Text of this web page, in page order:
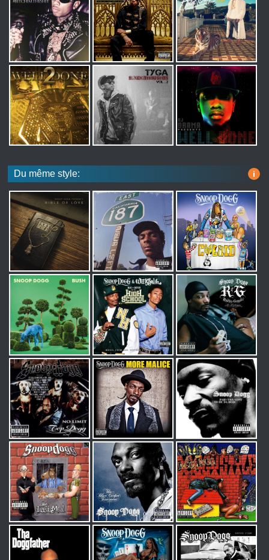
Du même style: i